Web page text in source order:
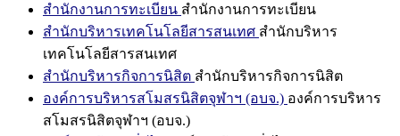
สำนักงานการทะเบียน สำนักงานการทะเบียน
สำนักบริหารเทคโนโลยีสารสนเทศ สำนักบริหาร
เทคโนโลยีสารสนเทศ
สำนักบริหารกิจการนิสิต สำนักบริหารกิจการนิสิต
องค์การบริหารสโมสรนิสิตจุฬาฯ (อบจ.) องค์การบริหาร
สโมสรนิสิตจุฬาฯ (อบจ.)